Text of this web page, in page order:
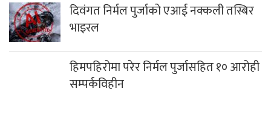
दिवंगत निर्मल पुर्जाको एआई नक्कली तस्बिर
भाइरल
हिमपहिरोमा परेर निर्मल पुर्जासहित १० आरोही
सम्पर्कविहीन